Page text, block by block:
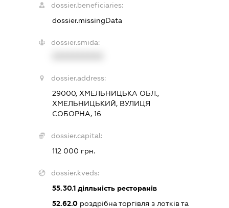
dossier.beneficiaries:
dossier.missingData
dossier.smida:
dossier.address:
29000, ХМЕЛЬНИЦЬКА ОБЛ.,
ХМЕЛЬНИЦЬКИЙ, ВУЛИЦЯ
СОБОРНА, 16
dossier.capital:
112 000 грн.
dossier.kveds:
55.30.1діяльність ресторанів
52.62.0роздрібна торгівля з лотків та